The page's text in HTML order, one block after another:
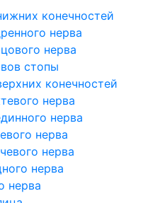
конечностей
нерва
нерва
стопы
конечностей
нерва
нерва
нерва
нерва
нерва
нерва